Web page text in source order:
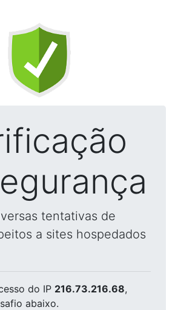
tentativas de
a sites hospedados
do IP 216.73.216.68,
abaixo.